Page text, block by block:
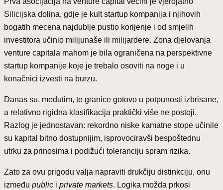
Silicijska dolina, gdje je kult startup kompanija i njihovih
bogatih mecena najdublje pustio korijenje i od smjelih
investitora učinio milijunaše ili milijardere. Zona djelovanja
venture capitala mahom je bila ograničena na perspektivne
startup kompanije koje je trebalo osoviti na noge i u
konačnici izvesti na burzu.
Danas su, međutim, te granice gotovo u potpunosti izbrisane,
a relativno rigidna klasifikacija praktički više ne postoji.
Razlog je jednostavan: rekordno niske kamatne stope učinile
su kapital bitno dostupnijim, isprovociravši bespoštednu
utrku za prinosima i podižući toleranciju spram rizika.
Zato za ovu prigodu valja napraviti drukčiju distinkciju, onu
između public i private markets. Logika možda prkosi